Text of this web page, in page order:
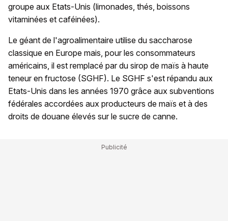
groupe aux Etats-Unis (limonades, thés, boissons
vitaminées et caféinées).
Le géant de l'agroalimentaire utilise du saccharose
classique en Europe mais, pour les consommateurs
américains, il est remplacé par du sirop de maïs à haute
teneur en fructose (SGHF). Le SGHF s'est répandu aux
Etats-Unis dans les années 1970 grâce aux subventions
fédérales accordées aux producteurs de maïs et à des
droits de douane élevés sur le sucre de canne.